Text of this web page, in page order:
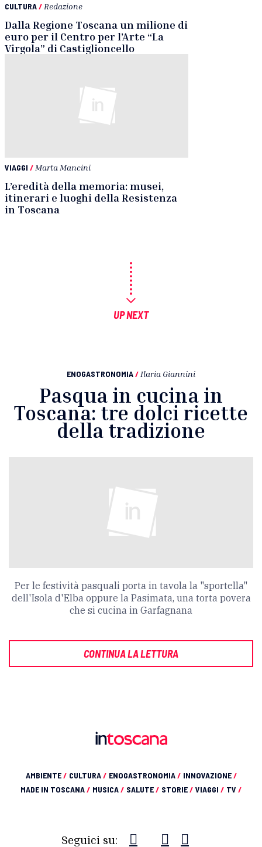
CULTURA/ Redazione
Dalla Regione Toscana un milione di
euro per il Centro per l’Arte “La
Virgola” di Castiglioncello
VIAGGI / Marta Mancini
L’eredità della memoria: musei,
itinerari e luoghi della Resistenza
in Toscana
UP NEXT
ENOGASTRONOMIA/ Ilaria Giannini
Pasqua in cucina in
Toscana: tre dolci ricette
della tradizione
Per le festività pasquali porta in tavola la "sportella"
dell'Isola d'Elba oppure la Pasimata, una torta povera
che si cucina in Garfagnana
CONTINUA LA LETTURA
AMBIENTE/ CULTURA/ ENOGASTRONOMIA/ INNOVAZIONE/
MADE IN TOSCANA/ MUSICA/ SALUTE/ STORIE/ VIAGGI / TV /
Seguici su: